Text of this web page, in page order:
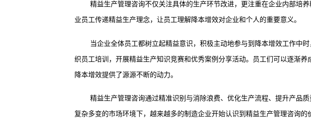
精益生产管理咨询不仅关注具体的生产环节改进，更注重在企业内部培
业员工传递精益生产理念，让员工理解降本增效对企业和个人的重要意义。
当企业全体员工都树立起精益意识，积极主动地参与到降本增效工作中
织员工培训，开展精益生产知识竞赛和优秀案例分享活动。员工们可以逐渐
降本增效提供了源源不断的动力。
精益生产管理咨询通过精准识别与消除浪费、优化生产流程、提升产品
复杂多变的市场环境下，越来越多的制造企业开始认识到精益生产管理咨询的